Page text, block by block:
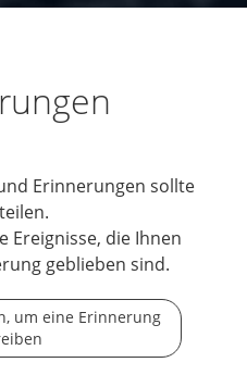
Erinnerungen sollte
Ereignisse, die Ihnen
geblieben sind.
um eine Erinnerung